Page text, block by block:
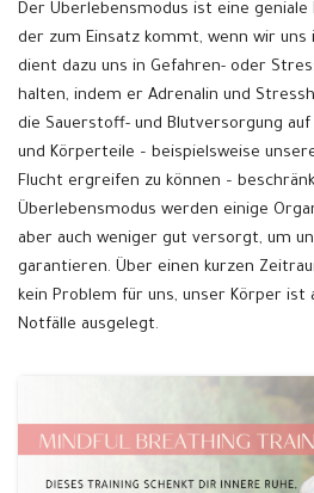
Der Überlebensmodus ist eine geniale
der zum Einsatz kommt, wenn wir uns
dient dazu uns in Gefahren- oder
halten, indem er Adrenalin und
die Sauerstoff- und Blutversorgung
und Körperteile – beispielsweise
Flucht ergreifen zu können –
Überlebensmodus werden einige
aber auch weniger gut versorgt, um
garantieren. Über einen kurzen
kein Problem für uns, unser Körper ist
Notfälle ausgelegt.